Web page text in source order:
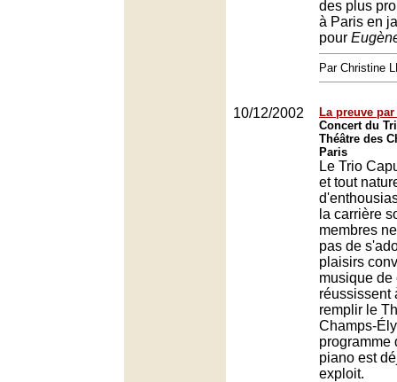
des plus
à Paris en
pour
Par Christine
10/12/2002
La preuve
Concert du
Théâtre des
Paris
Le Trio
et tout
la carrière
membres
pas de
plaisirs
musique de
réussissent
remplir le
Champs-
programme
piano est
exploit.